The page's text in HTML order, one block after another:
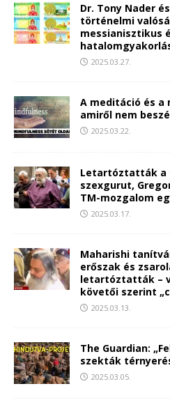
Dr. Tony Nader
történelmi
messianisztikus
2025.03.27.
A meditáció és a
amiről nem
2025.03.22.
Letartóztatták a
szexgurut,
TM-mozgalom
2025.03.17.
Maharishi
erőszak és
letartóztatták –
követői szerint
2025.03.13.
The Guardian:
szekták
2025.03.05.